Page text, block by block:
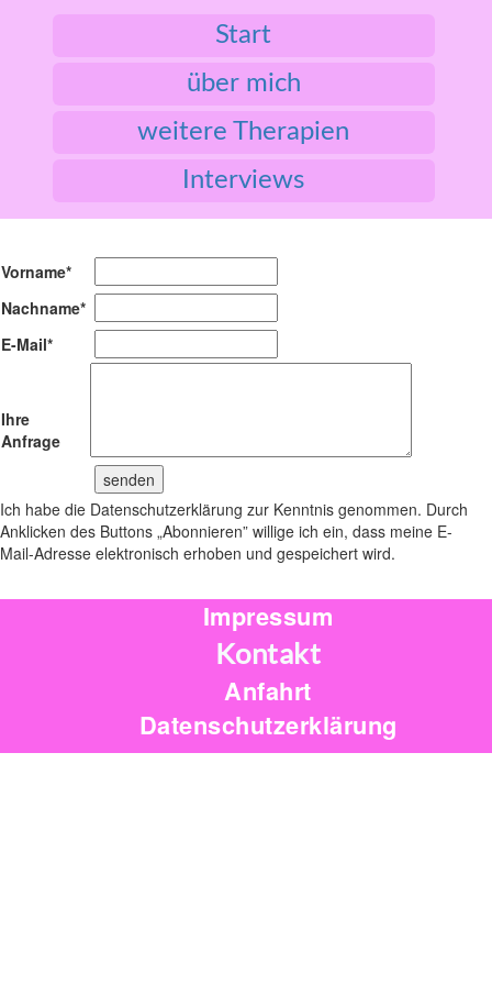
Start
über mich
weitere Therapien
Interviews
Vorname*
Nachname*
E-Mail*
Ihre
Anfrage
Ich habe die Datenschutzerklärung zur Kenntnis genommen. Durch
Anklicken des Buttons „Abonnieren” willige ich ein, dass meine E-
Mail-Adresse elektronisch erhoben und gespeichert wird.
Impressum
Kontakt
Anfahrt
Datenschutzerklärung